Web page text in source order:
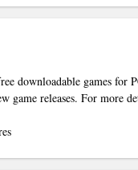
downloadable games for
game releases. For more